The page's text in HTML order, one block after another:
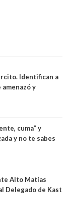
Identifican a
y
Arrieta y la
cuma” y
y no te sabes
Campillai en
Alto Matías
Delegado de Kast